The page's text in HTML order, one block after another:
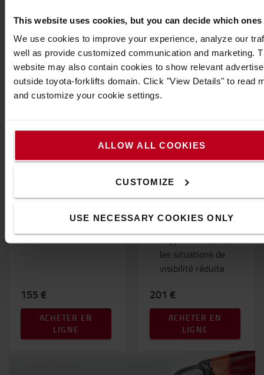
This website uses cookies, but you can decide which ones
We use cookies to improve your experience, analyze our
well as provide customized communication and marketing.
website may also contain cookies to show relevant
outside toyota-forklifts domain. Click "View Details" to read
and customize your cookie settings.
ALLOW ALL COOKIES
CUSTOMIZE
USE NECESSARY COOKIES ONLY
Housse de siège
housse de siège
Augmente la durée
de vie de votre siège
155 €
ACHETER EN
LIGNE
Buzzer
d'avertissement, 36-80
V
circulation routière
est normal
(environnement
résidentiel urbain)
supplémentaire dans
les situations de
visibilité réduite
201 €
ACHETER EN
LIGNE